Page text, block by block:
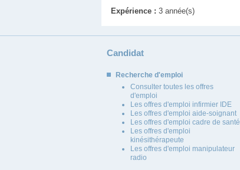
Expérience : 3 année(s)
Candidat
Recherche d'emploi
Consulter toutes les offres
d'emploi
Les offres d'emploi infirmier IDE
Les offres d'emploi aide-soignant
Les offres d'emploi cadre de santé
Les offres d'emploi
kinésithérapeute
Les offres d'emploi manipulateur
radio